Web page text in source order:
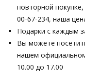
повторной
00-67-234, наша
Подарки с каждым
Вы можете
нашем
10.00 до 17.00